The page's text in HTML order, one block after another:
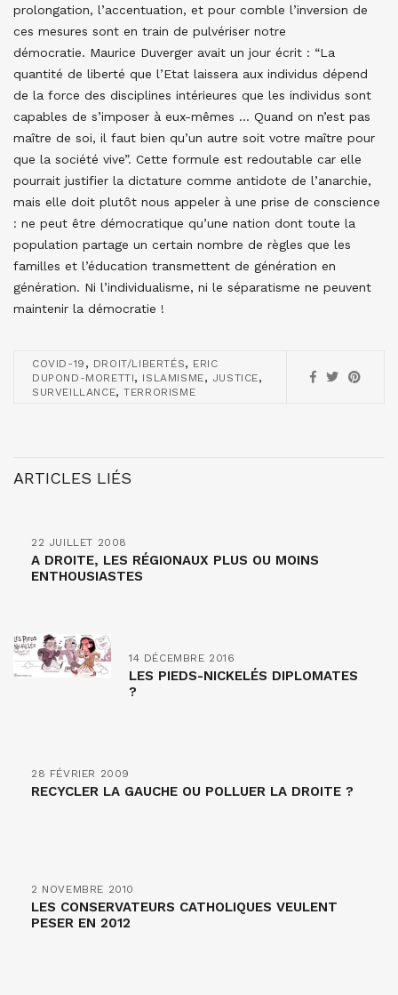
prolongation, l’accentuation, et pour comble l’inversion de
ces mesures sont en train de pulvériser notre
démocratie. Maurice Duverger avait un jour écrit : “La
quantité de liberté que l’Etat laissera aux individus dépend
de la force des disciplines intérieures que les individus sont
capables de s’imposer à eux-mêmes … Quand on n’est pas
maître de soi, il faut bien qu’un autre soit votre maître pour
que la société vive”. Cette formule est redoutable car elle
pourrait justifier la dictature comme antidote de l’anarchie,
mais elle doit plutôt nous appeler à une prise de conscience
: ne peut être démocratique qu’une nation dont toute la
population partage un certain nombre de règles que les
familles et l’éducation transmettent de génération en
génération. Ni l’individualisme, ni le séparatisme ne peuvent
maintenir la démocratie !
COVID-19 , DROIT/LIBERTÉS, ERIC
DUPOND-MORETTI, ISLAMISME, JUSTICE,
SURVEILLANCE,TERRORISME
ARTICLES LIÉS
22 JUILLET 2008
A DROITE, LES RÉGIONAUX PLUS OU MOINS
ENTHOUSIASTES
14 DÉCEMBRE 2016
LES PIEDS-NICKELÉS DIPLOMATES
?
28 FÉVRIER 2009
RECYCLER LA GAUCHE OU POLLUER LA DROITE ?
2 NOVEMBRE 2010
LES CONSERVATEURS CATHOLIQUES VEULENT
PESER EN 2012